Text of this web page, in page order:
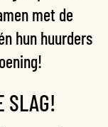
met de
hun huurders
SLAG!